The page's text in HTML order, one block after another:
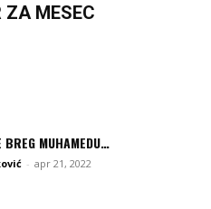
ZA MESEC
BREG MUHAMEDU…
- apr 21, 2022